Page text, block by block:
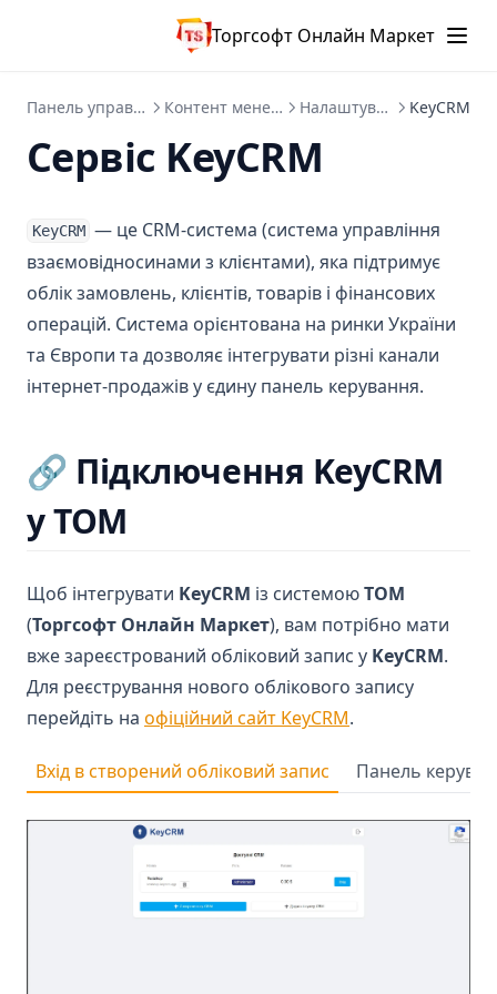
Торгсофт Онлайн Маркет
Панель управління Контент менеджер Налаштування KeyCRM
Сервіс KeyCRM
KeyCRM — це CRM-система (система управління
взаємовідносинами з клієнтами), яка підтримує
облік замовлень, клієнтів, товарів і фінансових
операцій. Система орієнтована на ринки України
та Європи та дозволяє інтегрувати різні канали
інтернет-продажів у єдину панель керування.
🔗 Підключення KeyCRM
у ТОМ
Щоб інтегрувати KeyCRM із системоюТОМ
(Торгсофт Онлайн Маркет), вам потрібно мати
вже зареєстрований обліковий запис у KeyCRM.
Для реєстрування нового облікового запису
перейдіть на офіційний сайт KeyCRM(opens in a new
.
Вхід в створений обліковий запис Панель